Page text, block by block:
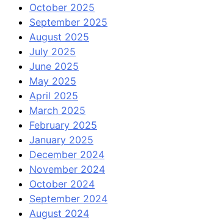
October 2025
September 2025
August 2025
July 2025
June 2025
May 2025
April 2025
March 2025
February 2025
January 2025
December 2024
November 2024
October 2024
September 2024
August 2024